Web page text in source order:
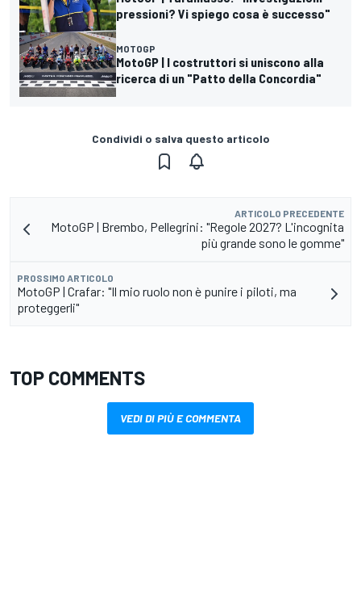
pressioni? Vi spiego cosa è successo"
MOTOGP
MotoGP | I costruttori si uniscono alla
ricerca di un "Patto della Concordia"
Condividi o salva questo articolo
ARTICOLO PRECEDENTE
MotoGP | Brembo, Pellegrini: "Regole 2027? L'incognita
più grande sono le gomme"
PROSSIMO ARTICOLO
MotoGP | Crafar: "Il mio ruolo non è punire i piloti, ma
proteggerli"
TOP COMMENTS
VEDI DI PIÙ E COMMENTA